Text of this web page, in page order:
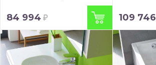
84 994 109 746